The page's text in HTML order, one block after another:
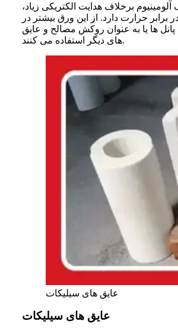
آلومینیوم برخلاف هدایت الکتریکی زیاد،
حرارت دارد. از این ورق بیشتر در
ها یا به عنوان روکش مصالح و عایق‌
های دیگر استفاده می‌ کنند.
عایق‌ های سیلیکات
عایق‌ های سیلیکات